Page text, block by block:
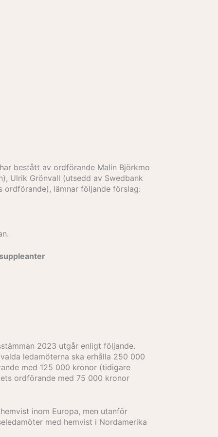
bestått av ordförande Malin Björkmo
Ulrik Grönvall (utsedd av Swedbank
ordförande), lämnar följande förslag:
2023 utgår enligt följande.
ledamöterna ska erhålla 250 000
med 125 000 kronor (tidigare
ordförande med 75 000 kronor
inom Europa, men utanför
med hemvist i Nordamerika